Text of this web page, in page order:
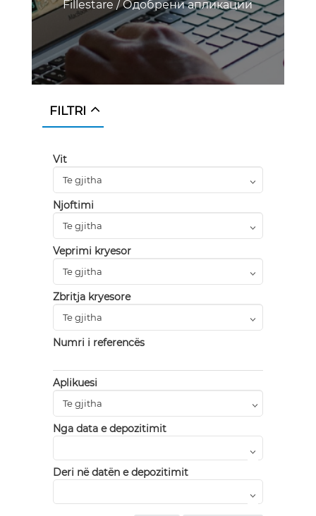
Fillestare/Одобрени апликации
FILTRI
Vit
Njoftimi
Veprimi kryesor
Zbritja kryesore
Numri i referencës
Aplikuesi
Nga data e depozitimit
Deri në datën e depozitimit